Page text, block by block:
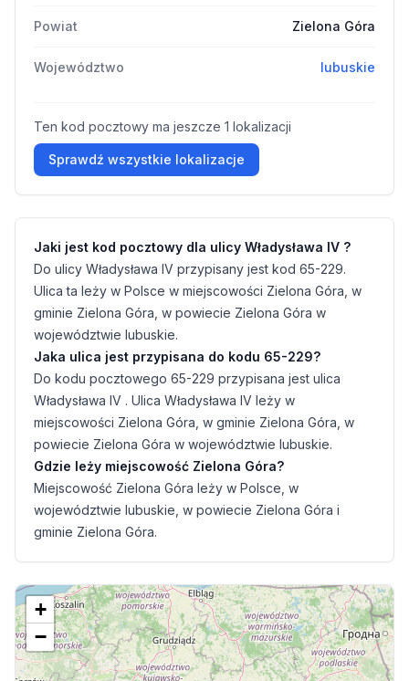
Powiat Zielona Góra
Województwo lubuskie
Ten kod pocztowy ma jeszcze 1 lokalizacji
Sprawdź wszystkie lokalizacje
Jaki jest kod pocztowy dla ulicy Władysława IV ?
Do ulicy Władysława IV przypisany jest kod 65-229.
Ulica ta leży w Polsce w miejscowości Zielona Góra, w
gminie Zielona Góra, w powiecie Zielona Góra w
województwie lubuskie.
Jaka ulica jest przypisana do kodu 65-229?
Do kodu pocztowego 65-229 przypisana jest ulica
Władysława IV . Ulica Władysława IV leży w
miejscowości Zielona Góra, w gminie Zielona Góra, w
powiecie Zielona Góra w województwie lubuskie.
Gdzie leży miejscowość Zielona Góra?
Miejscowość Zielona Góra leży w Polsce, w
województwie lubuskie, w powiecie Zielona Góra i
gminie Zielona Góra.
+
−